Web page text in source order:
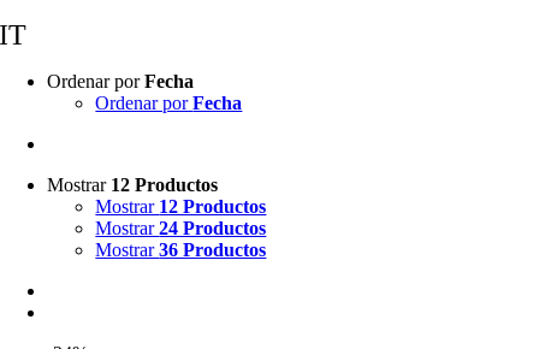
IT
Ordenar porFecha
Ordenar porFecha
Mostrar 12 Productos
Mostrar 12 Productos
Mostrar24 Productos
Mostrar36 Productos